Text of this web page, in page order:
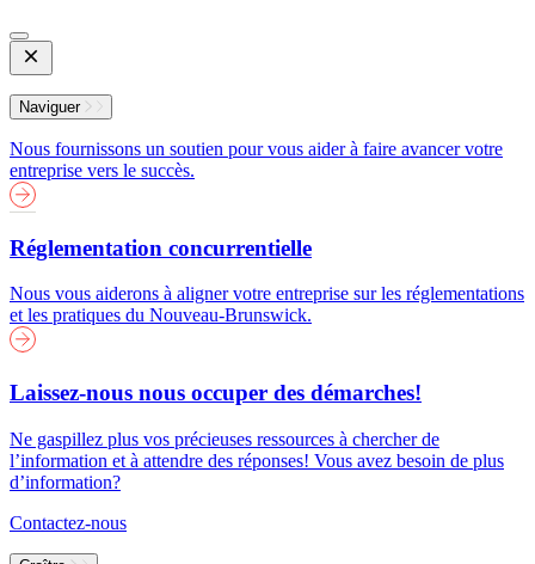
Open
Mobile
Menu
Naviguer
Nous fournissons un soutien pour vous aider à faire avancer votre
entreprise vers le succès.
Réglementation concurrentielle
Nous vous aiderons à aligner votre entreprise sur les réglementations
et les pratiques du Nouveau-Brunswick.
Laissez-nous nous occuper des démarches!
Ne gaspillez plus vos précieuses ressources à chercher de
l’information et à attendre des réponses! Vous avez besoin de plus
d’information?
Contactez-nous